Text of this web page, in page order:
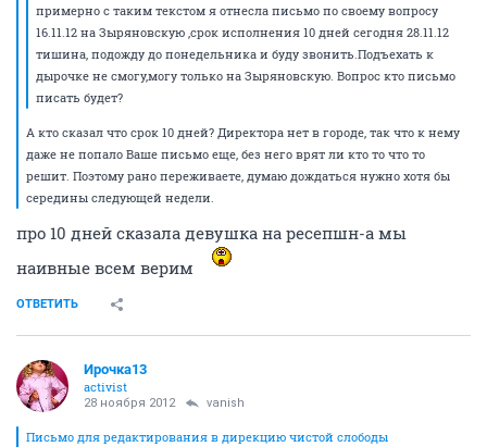
примерно с таким текстом я отнесла письмо по своему вопросу
16.11.12 на Зыряновскую ,срок исполнения 10 дней сегодня 28.11.12
тишина, подожду до понедельника и буду звонить.Подъехать к
дырочке не смогу,могу только на Зыряновскую. Вопрос кто письмо
писать будет?
А кто сказал что срок 10 дней? Директора нет в городе, так что к нему
даже не попало Ваше письмо еще, без него врят ли кто то что то
решит. Поэтому рано переживаете, думаю дождаться нужно хотя бы
середины следующей недели.
про 10 дней сказала девушка на ресепшн-а мы
наивные всем верим
ОТВЕТИТЬ
Ирочка13
activist
28 ноября 2012 vanish
Письмо для редактирования в дирекцию чистой слободы